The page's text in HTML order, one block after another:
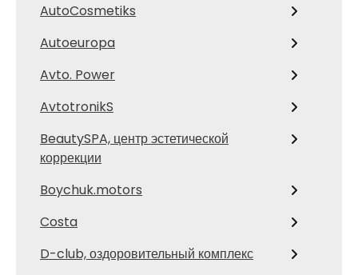
AutoCosmetiks
Autoeuropa
Avto. Power
AvtotronikS
BeautySPA, центр эстетической
коррекции
Boychuk.motors
Costa
D-club, оздоровительный комплекс